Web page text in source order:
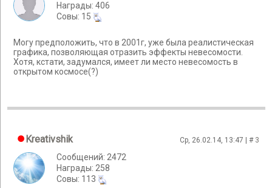
Награды: 406
Cовы: 15
Могу предположить, что в 2001г, уже была реалистическая
графика, позволяющая отразить эффекты невесомости.
Хотя, кстати, задумался, имеет ли место невесомость в
открытом космосе(?)
Kreativshik Ср, 26.02.14, 13:47 | # 3
Сообщений: 2472
Награды: 258
Cовы: 113